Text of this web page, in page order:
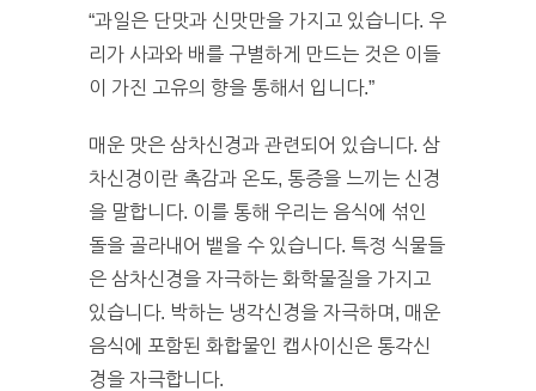
“과일은 단맛과 신맛만을 가지고 있습니다. 우
리가 사과와 배를 구별하게 만드는 것은 이들
이 가진 고유의 향을 통해서 입니다.”
매운 맛은 삼차신경과 관련되어 있습니다. 삼
차신경이란 촉감과 온도, 통증을 느끼는 신경
을 말합니다. 이를 통해 우리는 음식에 섞인
돌을 골라내어 뱉을 수 있습니다. 특정 식물들
은 삼차신경을 자극하는 화학물질을 가지고
있습니다. 박하는 냉각신경을 자극하며, 매운
음식에 포함된 화합물인 캡사이신은 통각신
경을 자극합니다.